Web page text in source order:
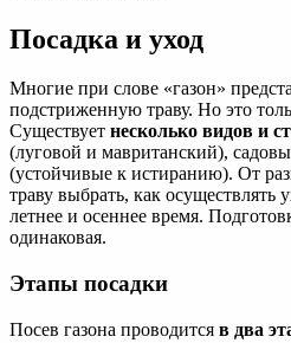
Посадка и уход
Многие при слове «газон»
подстриженную траву. Но это
Существует несколько видов и
(луговой и мавританский),
(устойчивые к истиранию). От
траву выбрать, как осуществлять
летнее и осеннее время.
одинаковая.
Этапы посадки
Посев газона проводится в два